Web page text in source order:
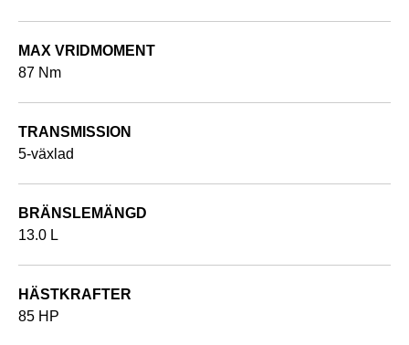
MAX VRIDMOMENT
87 Nm
TRANSMISSION
5-växlad
BRÄNSLEMÄNGD
13.0 L
HÄSTKRAFTER
85 HP